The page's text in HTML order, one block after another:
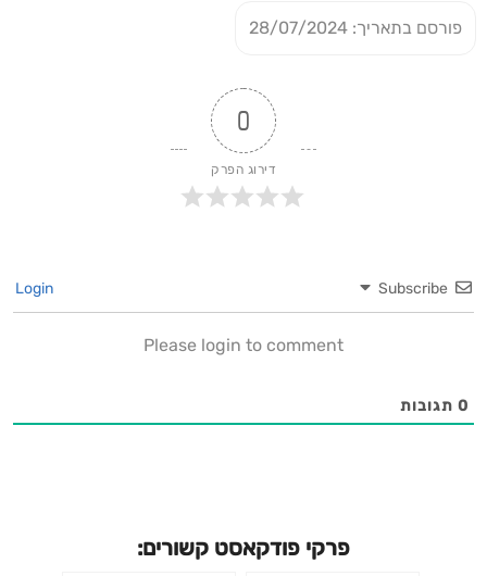
פורסם בתאריך: 28/07/2024
0
דירוג הפרק
Subscribe
Please login to comment
0 תגובות
פרקי פודקאסט קשורים: